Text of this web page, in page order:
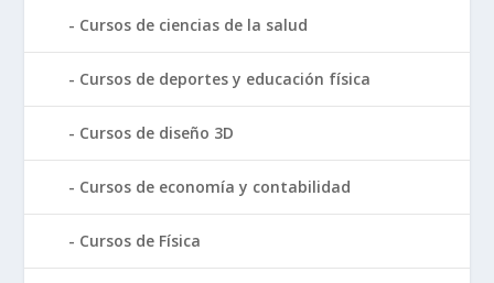
Cursos de ciencias de la salud
Cursos de deportes y educación física
Cursos de diseño 3D
Cursos de economía y contabilidad
Cursos de Física